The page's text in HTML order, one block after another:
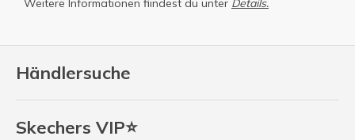
Händlersuche
Skechers VIP⭐
Weitere Informationen fiindest du unter Details.